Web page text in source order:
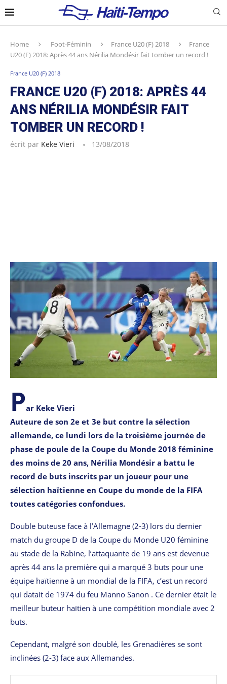
Home Foot-Féminin France U20 (F) 2018
France
U20 (F) 2018: Après 44 ans Nérilia Mondésir fait tomber un record !
France U20 (F) 2018
FRANCE U20 (F) 2018: APRÈS 44
ANS NÉRILIA MONDÉSIR FAIT
TOMBER UN RECORD !
écrit par Keke Vieri 13/08/2018
Par Keke Vieri
Auteure de son 2e et 3e but contre la sélection
allemande, ce lundi lors de la troisième journée de
phase de poule de la Coupe du Monde 2018 féminine
des moins de 20 ans, Nérilia Mondésir a battu le
record de buts inscrits par un joueur pour une
sélection haïtienne en Coupe du monde de la FIFA
toutes catégories confondues.
Double buteuse face à l’Allemagne (2-3) lors du dernier
match du groupe D de la Coupe du Monde U20 féminine
au stade de la Rabine, l’attaquante de 19 ans est devenue
après 44 ans la première qui a marqué 3 buts pour une
équipe haïtienne à un mondial de la FIFA, c’est un record
qui datait de 1974 du feu Manno Sanon . Ce dernier était le
meilleur buteur haïtien à une compétition mondiale avec 2
buts.
Cependant, malgré son doublé, les Grenadières se sont
inclinées (2-3) face aux Allemandes.